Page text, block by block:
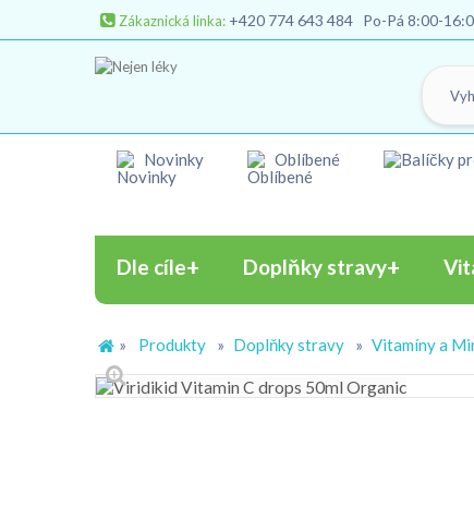
Zákaznická linka: +420 774 643 484 Po-Pá 8:00-
Novinky Oblíbené
Dle cíle Doplňky stravy
» Produkty » Doplňky stravy » Vitamíny a